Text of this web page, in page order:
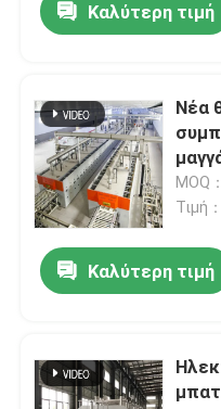
Σπίτι
Καλύτερη τιμή
Νέα
MOQ
Τιμή
Καλύτερη τιμή